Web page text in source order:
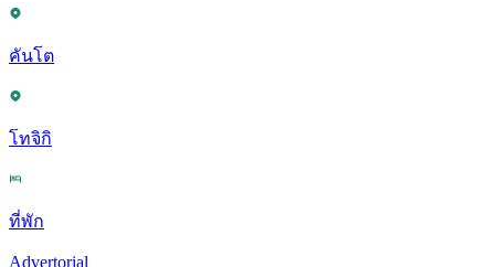
คันโต
โทจิกิ
ที่พัก
Advertorial